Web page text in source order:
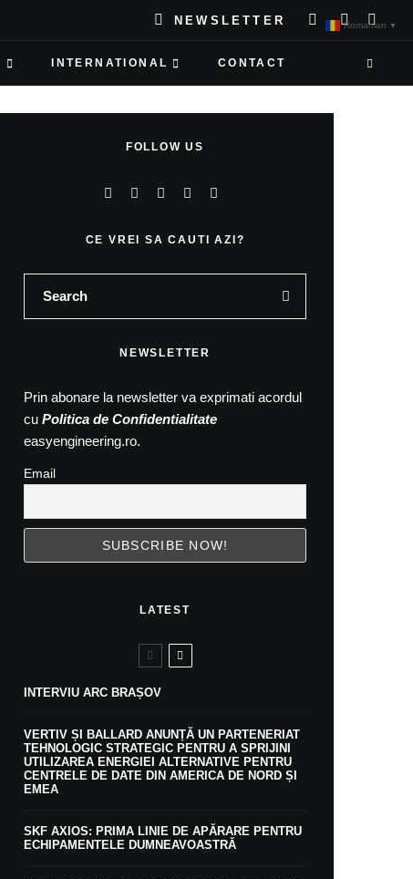
NEWSLETTER
INTERNATIONAL CONTACT
FOLLOW US
CE VREI SA CAUTI AZI?
NEWSLETTER
Prin abonare la newsletter va exprimati acordul
cu Politica de Confidentialitate
easyengineering.ro.
Email
LATEST
INTERVIU ARC BRAȘOV
VERTIV ȘI BALLARD ANUNȚĂ UN PARTENERIAT
TEHNOLOGIC STRATEGIC PENTRU A SPRIJINI
UTILIZAREA ENERGIEI ALTERNATIVE PENTRU
CENTRELE DE DATE DIN AMERICA DE NORD ȘI
EMEA
SKF AXIOS: PRIMA LINIE DE APĂRARE PENTRU
ECHIPAMENTELE DUMNEAVOASTRĂ
Romanian ▼